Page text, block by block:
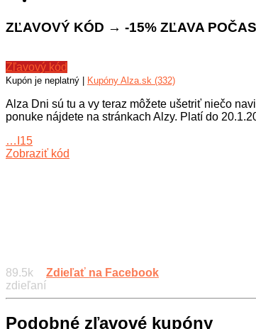
ZĽAVOVÝ KÓD → -15% ZĽAVA
Zľavový kód
Kupón je neplatný | Kupóny Alza.sk (332)
Alza Dni sú tu a vy teraz môžete ušetriť niečo
ponuke nájdete na stránkach Alzy. Platí do
…I15
Zobraziť kód
89.5k
zdieľaní
Zdieľať na Facebook
Podobné zľavové kupóny